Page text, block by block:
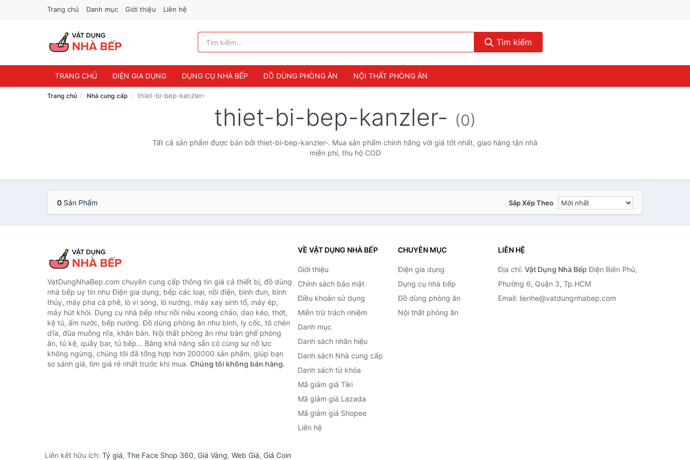
Trang chủ Danh mục Giới thiệu Liên hệ
Tìm kiếm
TRANG CHỦ ĐIỆN GIA DỤNG DỤNG CỤ NHÀ BẾP ĐỒ DÙNG PHÒNG ĂN NỘI THẤT PHÒNG ĂN
Trang chủ Nhà cung cấp thiet-bi-bep-kanzler-
thiet-bi-bep-kanzler- (0)
Tất cả sản phẩm được bán bởi thiet-bi-bep-kanzler-. Mua sản phẩm chính hãng với giá tốt nhất, giao hàng tận nhà
miễn phí, thu hộ COD
0 Sản Phẩm Sắp Xếp Theo
VatDungNhaBep.com chuyên cung cấp thông tin giá cả thiết bị, đồ dùng
nhà bếp uy tín như Điện gia dụng, bếp các loại, nồi điện, bình đun, bình
thủy, máy pha cà phê, lò vi sóng, lò nướng, máy xay sinh tố, máy ép,
máy hút khói. Dụng cụ nhà bếp như nồi niêu xoong chảo, dao kéo, thớt,
kệ tủ, ấm nước, bếp nướng. Đồ dùng phòng ăn như bình, ly cốc, tô chén
dĩa, đũa muỗng nĩa, khăn bàn. Nội thất phòng ăn như bàn ghế phòng
ăn, tủ kệ, quầy bar, tủ bếp... Bằng khả năng sẵn có cùng sự nỗ lực
không ngừng, chúng tôi đã tổng hợp hơn 200000 sản phẩm, giúp bạn
so sánh giá, tìm giá rẻ nhất trước khi mua. Chúng tôi không bán hàng.
VỀ VẬT DỤNG NHÀ BẾP
Giới thiệu
Chính sách bảo mật
Điều khoản sử dụng
Miễn trừ trách nhiệm
Danh mục
Danh sách nhãn hiệu
Danh sách Nhà cung cấp
Danh sách từ khóa
Mã giảm giá Tiki
Mã giảm giá Lazada
Mã giảm giá Shopee
Liên hệ
CHUYÊN MỤC
Điện gia dụng
Dụng cụ nhà bếp
Đồ dùng phòng ăn
Nội thất phòng ăn
LIÊN HỆ
Địa chỉ: Vật Dụng Nhà Bếp Điện Biên Phủ,
Phường 6, Quận 3, Tp.HCM
Email: lienhe@vatdungnhabep.com
Liên kết hữu ích: Tỷ giá, The Face Shop 360, Giá Vàng, Web Giá, Giá Coin